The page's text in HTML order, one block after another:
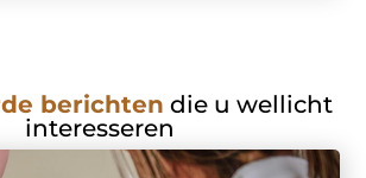
berichten die u wellicht
interesseren